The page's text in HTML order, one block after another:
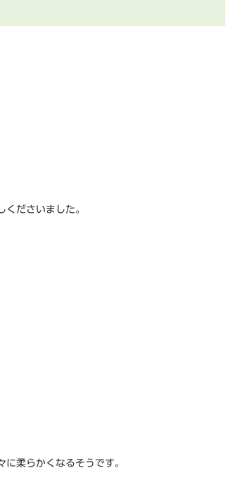
ださいました。
柔らかくなるそうです。